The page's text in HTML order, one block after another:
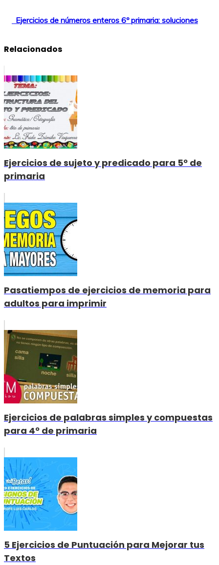
Ejercicios de números enteros 6º primaria: soluciones
Relacionados
Ejercicios de sujeto y predicado para 5º de
primaria
Pasatiempos de ejercicios de memoria para
adultos para imprimir
Ejercicios de palabras simples y compuestas
para 4º de primaria
5 Ejercicios de Puntuación para Mejorar tus
Textos